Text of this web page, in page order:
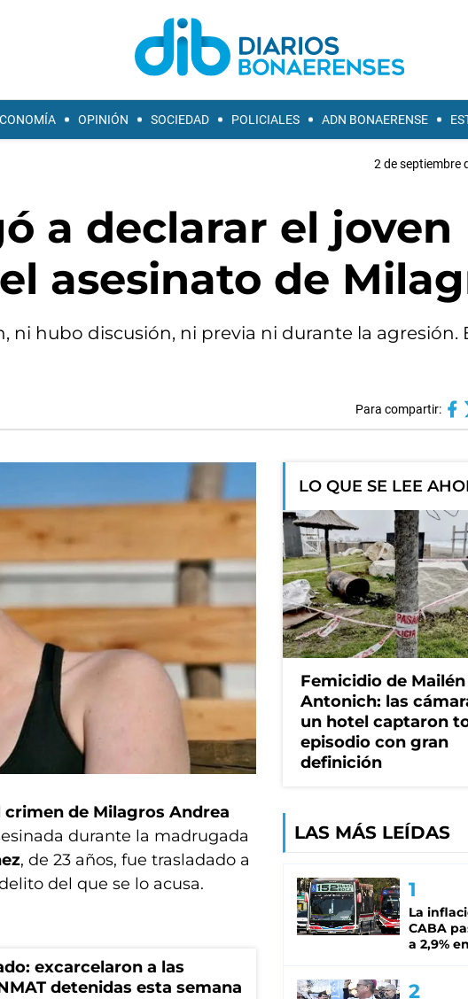
OPINIÓN SOCIEDAD POLICIALES ADN BONAERENSE
2 de septiembre
a declarar el joven
asesinato de
ni hubo discusión, ni previa ni durante la agresión.
Para compartir:
de Milagros Andrea
durante la madrugada
, de 23 años, fue trasladado a
del que se lo acusa.
excarcelaron a las
detenidas esta semana
LO QUE SE LEE
Femicidio de Mailén
Antonich: las
un hotel captaron
episodio con gran
definición
LAS MÁS LEÍDAS
La
CABA
a 2,9%